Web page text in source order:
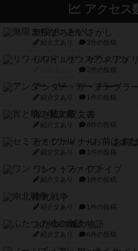
アクセス
無限まちがいさがし
紹介文あり 2件の投稿
リワイルド：サウスアメ
2件の投稿
アンダー・ザ・テーブラー
紹介文あり 1件の投稿
宵と暁の呪文書
紹介文あり 8件の投稿
セミファイナル ～お前
紹介文あり 1件の投稿
ワン・トゥ・ファイブ
紹介文あり 1件の投稿
南北戦争
紹介文あり 1件の投稿
ふたつの城の物語
紹介文あり 6件の投稿